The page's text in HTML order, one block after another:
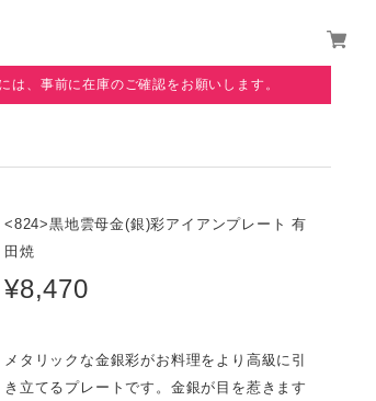
、事前に在庫のご確認をお願いします。
<824>黒地雲母金(銀)彩アイアンプレート 有
田焼
¥8,470
メタリックな金銀彩がお料理をより高級に引
き立てるプレートです。金銀が目を惹きます